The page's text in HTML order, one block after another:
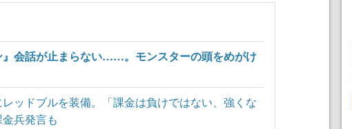
』会話が止まらない……。モンスターの頭をめがけ
ッドブルを装備。「課金は負けではない、強くな
兵発言も